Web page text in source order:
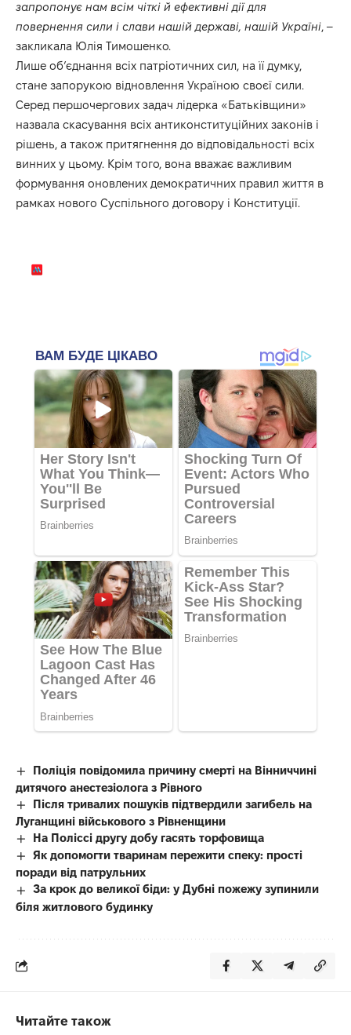
запропонує нам всім чіткі й ефективні дії для
повернення сили і слави нашій державі, нашій Україні, –
закликала Юлія Тимошенко.
Лише об’єднання всіх патріотичних сил, на її думку,
стане запорукою відновлення Україною своєї сили.
Серед першочергових задач лідерка «Батьківщини»
назвала скасування всіх антиконституційних законів і
рішень, а також притягнення до відповідальності всіх
винних у цьому. Крім того, вона вважає важливим
формування оновлених демократичних правил життя в
рамках нового Суспільного договору і Конституції.
Поліція повідомила причину смерті на Вінниччині
дитячого анестезіолога з Рівного
Після тривалих пошуків підтвердили загибель на
Луганщині військового з Рівненщини
На Поліссі другу добу гасять торфовища
Як допомогти тваринам пережити спеку: прості
поради від патрульних
За крок до великої біди: у Дубні пожежу зупинили
біля житлового будинку
Читайте також